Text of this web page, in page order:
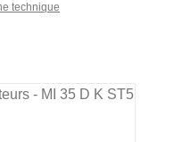
technique